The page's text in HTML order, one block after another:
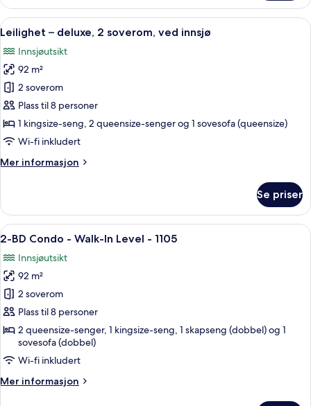
–
deluxe,
2
soverom,
ved
innsjø
Åpne
alle
bildene
av
Leilighet
–
deluxe,
2
ved
Leilighet – deluxe, 2 soverom, ved
13
Leilighet – deluxe, 2 soverom, ved innsjø
Innsjøutsikt
92 m²
2 soverom
Plass til 8 personer
1 kingsize-seng, 2 queensize-senger og 1 sovesofa (queensize)
Wi-fi inkludert
Mer informasjon
Mer
–
deluxe,
2
ved
innsjø
Se priser
Åpne
alle
bildene
av
2-
BD
Condo
Walk-
In
Level
En 30-tommers smart-TV med kabel-
21
2-BD Condo - Walk-In Level - 1105
Innsjøutsikt
92 m²
2 soverom
Plass til 8 personer
2 queensize-senger, 1 kingsize-seng, 1 skapseng (dobbel) og 1
sovesofa (dobbel)
Wi-fi inkludert
Mer informasjon
Mer